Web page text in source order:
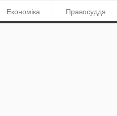
Економіка Правосуддя